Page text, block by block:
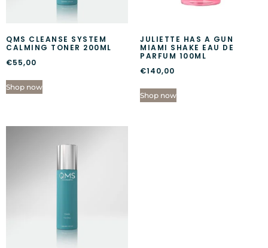
QMS CLEANSE SYSTEM
CALMING TONER 200ML
€55,00
Shop now
JULIETTE HAS A GUN
MIAMI SHAKE EAU DE
PARFUM 100ML
€140,00
Shop now